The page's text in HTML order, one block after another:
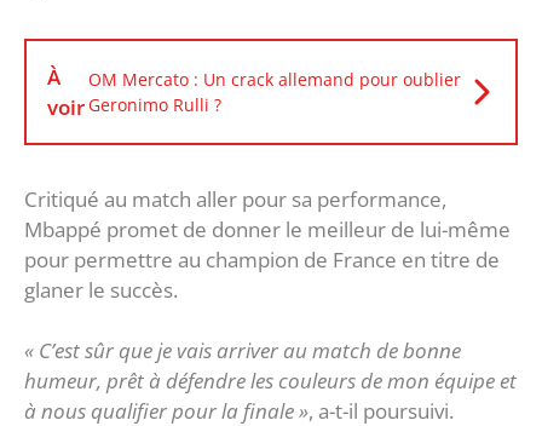
À
voir
OM Mercato : Un crack allemand pour oublier
Geronimo Rulli ?
Critiqué au match aller pour sa performance,
Mbappé promet de donner le meilleur de lui-même
pour permettre au champion de France en titre de
glaner le succès.
« C’est sûr que je vais arriver au match de bonne
humeur, prêt à défendre les couleurs de mon équipe et
à nous qualifier pour la finale », a-t-il poursuivi.